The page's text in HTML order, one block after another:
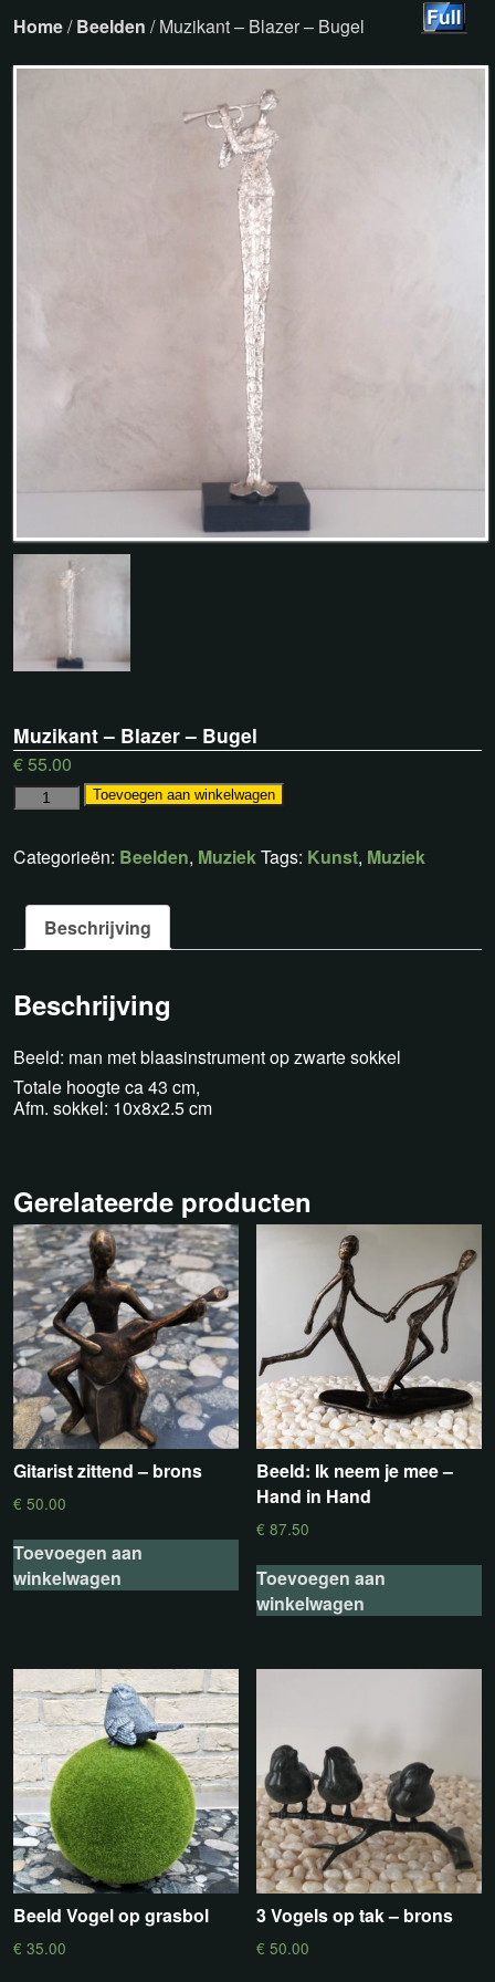
Home/Beelden / Muzikant – Blazer – Bugel
Muzikant – Blazer – Bugel
€55.00
Toevoegen aan winkelwagen
Categorieën: Beelden, MuziekTags: Kunst, Muziek
Beschrijving
Beschrijving
Beeld: man met blaasinstrument op zwarte sokkel
Totale hoogte ca 43 cm,
Afm. sokkel: 10x8x2.5 cm
Gerelateerde producten
Gitarist zittend – brons
€ 50.00
Toevoegen aan
winkelwagen
Beeld: Ik neem je mee –
Hand in Hand
€ 87.50
Toevoegen aan
winkelwagen
Beeld Vogel op grasbol
€ 35.00
3 Vogels op tak – brons
€ 50.00